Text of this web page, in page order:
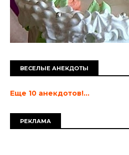
ВЕСЕЛЫЕ АНЕКДОТЫ
Еще 10 анекдотов!...
РЕКЛАМА